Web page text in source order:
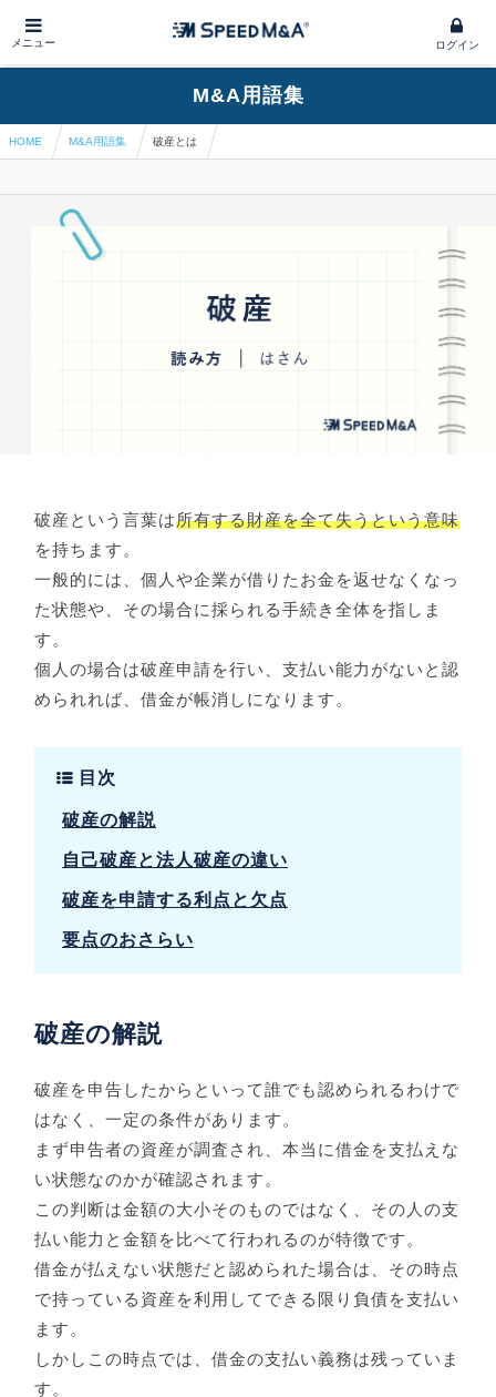
メニュー ログイン
M&A用語集
HOME M&A用語集 破産とは
破産という言葉は所有する財産を全て失うという意味
を持ちます。
一般的には、個人や企業が借りたお金を返せなくなっ
た状態や、その場合に採られる手続き全体を指しま
す。
個人の場合は破産申請を行い、支払い能力がないと認
められれば、借金が帳消しになります。
目次
破産の解説
自己破産と法人破産の違い
破産を申請する利点と欠点
要点のおさらい
破産の解説
破産を申告したからといって誰でも認められるわけで
はなく、一定の条件があります。
まず申告者の資産が調査され、本当に借金を支払えな
い状態なのかが確認されます。
この判断は金額の大小そのものではなく、その人の支
払い能力と金額を比べて行われるのが特徴です。
借金が払えない状態だと認められた場合は、その時点
で持っている資産を利用してできる限り負債を支払い
ます。
しかしこの時点では、借金の支払い義務は残っていま
す。